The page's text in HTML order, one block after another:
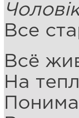
Все
Всё
На